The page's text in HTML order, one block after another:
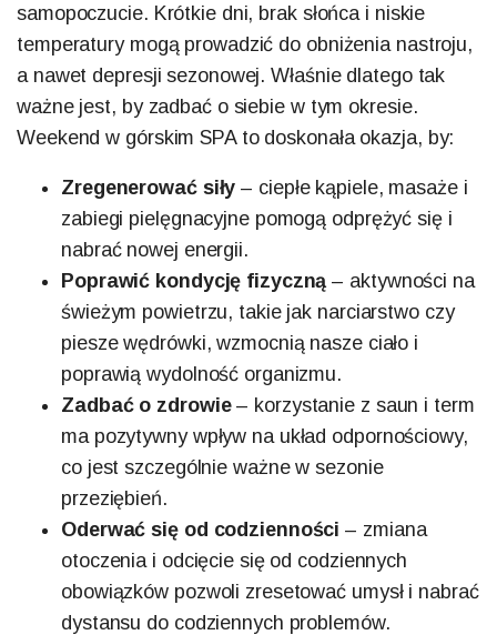
samopoczucie. Krótkie dni, brak słońca i niskie
temperatury mogą prowadzić do obniżenia nastroju,
a nawet depresji sezonowej. Właśnie dlatego tak
ważne jest, by zadbać o siebie w tym okresie.
Weekend w górskim SPA to doskonała okazja, by:
Zregenerować siły – ciepłe kąpiele, masaże i
zabiegi pielęgnacyjne pomogą odprężyć się i
nabrać nowej energii.
Poprawić kondycję fizyczną – aktywności na
świeżym powietrzu, takie jak narciarstwo czy
piesze wędrówki, wzmocnią nasze ciało i
poprawią wydolność organizmu.
Zadbać o zdrowie– korzystanie z saun i term
ma pozytywny wpływ na układ odpornościowy,
co jest szczególnie ważne w sezonie
przeziębień.
Oderwać się od codzienności – zmiana
otoczenia i odcięcie się od codziennych
obowiązków pozwoli zresetować umysł i nabrać
dystansu do codziennych problemów.